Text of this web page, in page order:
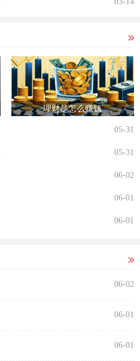
理财是怎么赚钱
05-31
05-31
06-02
06-01
06-01
06-02
06-01
06-01